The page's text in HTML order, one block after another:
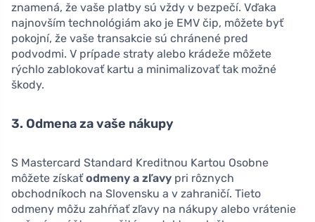
znamená, že vaše platby sú vždy v bezpečí. Vďaka
najnovším technológiám ako je EMV čip, môžete byť
pokojní, že vaše transakcie sú chránené pred
podvodmi. V prípade straty alebo krádeže môžete
rýchlo zablokovať kartu a minimalizovať tak možné
škody.
3. Odmena za vaše nákupy
S Mastercard Standard Kreditnou Kartou Osobne
môžete získaťodmeny a zľavy pri rôznych
obchodníkoch na Slovensku a v zahraničí. Tieto
odmeny môžu zahŕňať zľavy na nákupy alebo vrátenie